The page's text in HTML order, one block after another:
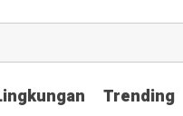
Trending